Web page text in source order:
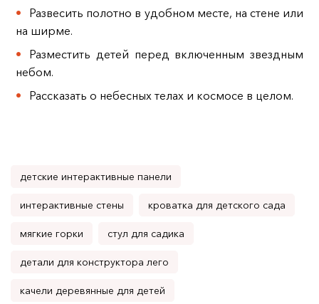
Развесить полотно в удобном месте, на стене или
на ширме.
Разместить детей перед включенным звездным
небом.
Рассказать о небесных телах и космосе в целом.
детские интерактивные панели
интерактивные стены кроватка для детского сада
мягкие горки стул для садика
детали для конструктора лего
качели деревянные для детей